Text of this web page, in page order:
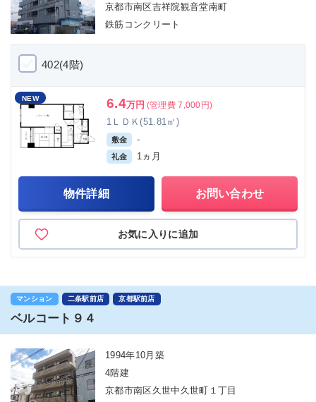
京都市南区吉祥院観音堂南町
鉄筋コンクリート
402(4階)
NEW 6.4万円 (管理費 7,000円)
1ＬＤＫ(51.81㎡)
敷金 -
礼金 1ヵ月
物件詳細 お問い合わせ
お気に入りに追加
マンション 二条駅前店 京都駅前店
ベルコート９４
1994年10月築
4階建
京都市南区久世中久世町１丁目